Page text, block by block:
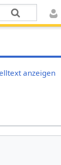
anzeigen